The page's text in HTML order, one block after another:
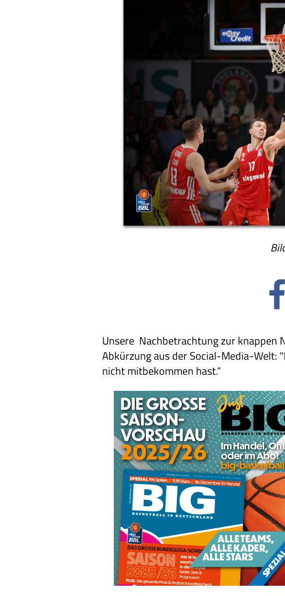
Unsere Nachbetrachtung zur knappen
Abkürzung aus der Social-Media-Welt:
nicht mitbekommen hast.“